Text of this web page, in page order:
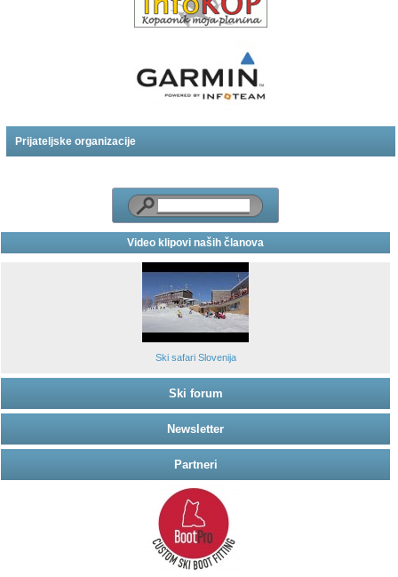
Prijateljske organizacije
Video klipovi naših članova
Ski safari Slovenija
Ski forum
Newsletter
Partneri